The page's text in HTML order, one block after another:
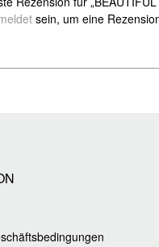
sein, um eine